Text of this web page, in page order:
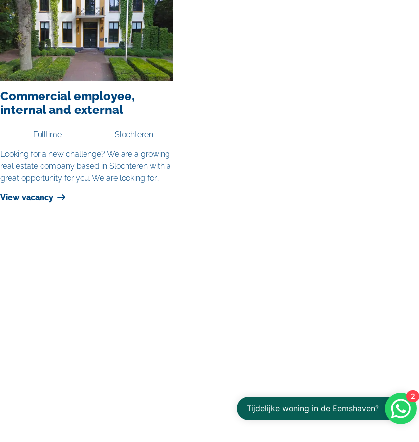
Commercial employee,
internal and external
Fulltime Slochteren
Looking for a new challenge? We are a growing
real estate company based in Slochteren with a
great opportunity for you. We are looking for…
View vacancy
Tijdelijke woning in de Eemshaven?
2